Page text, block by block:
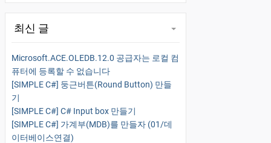
최신 글
Microsoft.ACE.OLEDB.12.0 공급자는 로컬 컴
퓨터에 등록할 수 없습니다
[SIMPLE C#] 둥근버튼(Round Button) 만들
기
[SIMPLE C#] C# Input box 만들기
[SIMPLE C#] 가계부(MDB)를 만들자 (01/데
이터베이스연결)